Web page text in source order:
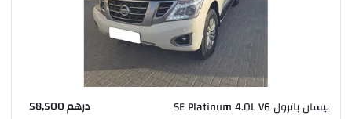
نيسان باترول SE Platinum 4.0L V6 درهم 58,500